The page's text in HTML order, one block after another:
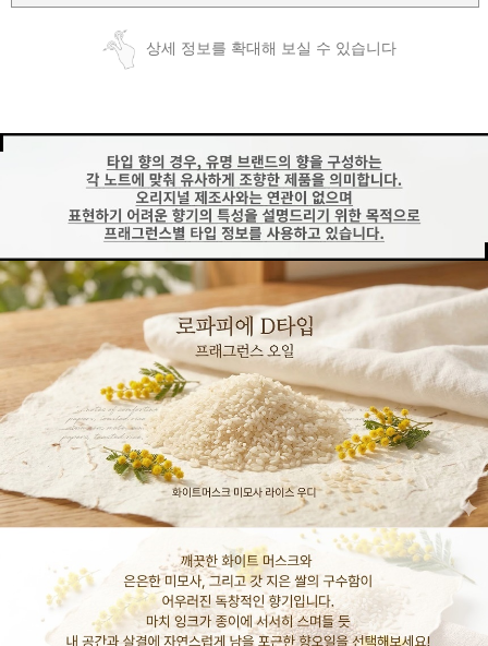
상세 정보를 확대해 보실 수 있습니다